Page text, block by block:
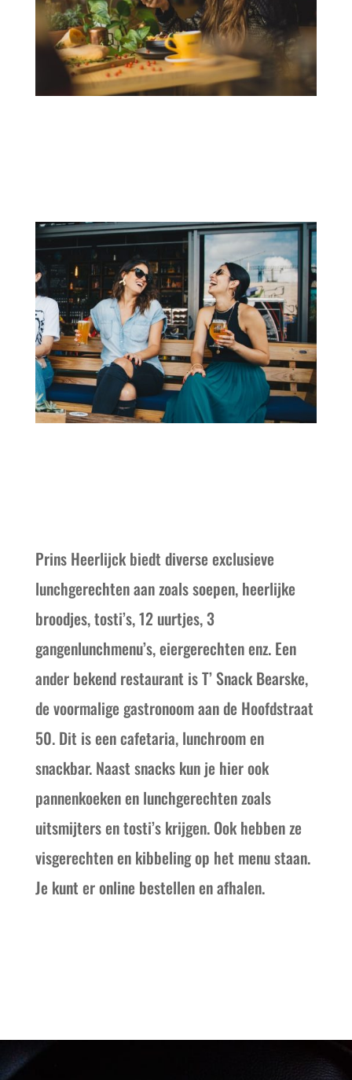
Prins Heerlijck biedt diverse exclusieve
lunchgerechten aan zoals soepen, heerlijke
broodjes, tosti’s, 12 uurtjes, 3
gangenlunchmenu’s, eiergerechten enz. Een
ander bekend restaurant is T’ Snack Bearske,
de voormalige gastronoom aan de Hoofdstraat
50. Dit is een cafetaria, lunchroom en
snackbar. Naast snacks kun je hier ook
pannenkoeken en lunchgerechten zoals
uitsmijters en tosti’s krijgen. Ook hebben ze
visgerechten en kibbeling op het menu staan.
Je kunt er online bestellen en afhalen.